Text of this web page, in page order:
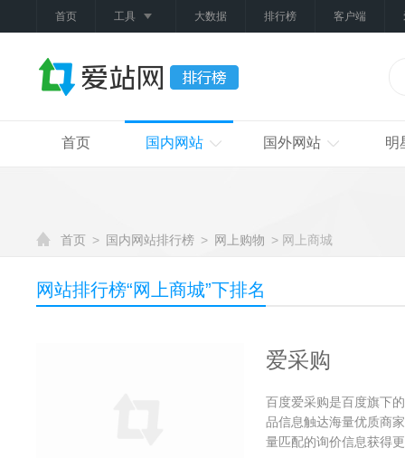
首页 工具 大数据 排行榜 客户端
首页 国内网站 国外网站 明
首页 > 国内网站排行榜 > 网上购物 > 网上商城
网站排行榜“网上商城”下排名
爱采购
百度爱采购是百度旗下
品信息触达海量优质商
量匹配的询价信息获得